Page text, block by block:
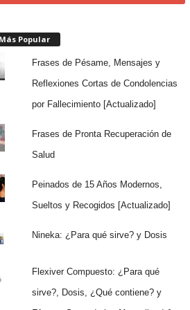
Popular
Frases de Pésame, Mensajes y
Reflexiones Cortas de Condolencias
por Fallecimiento [Actualizado]
Frases de Pronta Recuperación de
Salud
Peinados de 15 Años Modernos,
Sueltos y Recogidos [Actualizado]
Nineka: ¿Para qué sirve? y Dosis
Flexiver Compuesto: ¿Para qué
sirve?, Dosis, ¿Qué contiene? y